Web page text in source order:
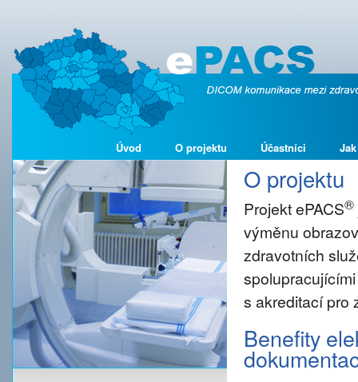
Úvod O projektu Účastníci
O projektu
Projekt ePACS®
výměnu
zdravotních
s akreditací pro
Benefity